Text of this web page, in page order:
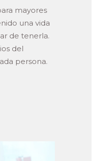
mayores
una vida
de tenerla.
del
persona.